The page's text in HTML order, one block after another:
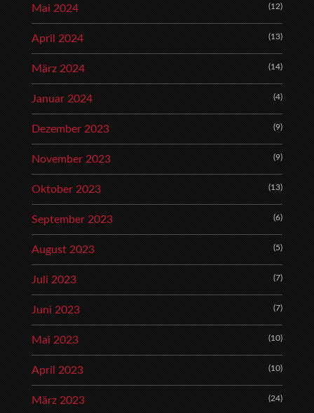
Mai 2024 (12)
April 2024 (13)
März 2024 (14)
Januar 2024 (4)
Dezember 2023 (9)
November 2023 (9)
Oktober 2023 (13)
September 2023 (6)
August 2023 (5)
Juli 2023 (7)
Juni 2023 (7)
Mai 2023 (10)
April 2023 (10)
März 2023 (24)